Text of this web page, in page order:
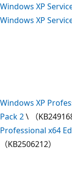
Windows XP
Windows XP
Windows XP
Pack 2\ （
Professional x64
（KB2506212）